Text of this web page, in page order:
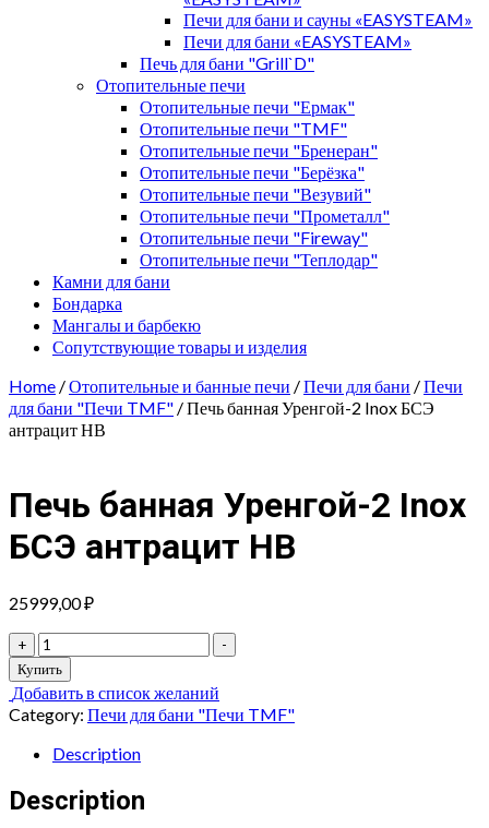
Печи для бани и сауны «EASYSTEAM»
Печи для бани «EASYSTEAM»
Печь для бани "Grill`D"
Отопительные печи
Отопительные печи "Ермак"
Отопительные печи "TMF"
Отопительные печи "Бренеран"
Отопительные печи "Берёзка"
Отопительные печи "Везувий"
Отопительные печи "Прометалл"
Отопительные печи "Fireway"
Отопительные печи "Теплодар"
Камни для бани
Бондарка
Мангалы и барбекю
Сопутствующие товары и изделия
Home /Отопительные и банные печи /Печи для бани /Печи
для бани "Печи TMF" / Печь банная Уренгой-2 Inox БСЭ
антрацит НВ
Печь банная Уренгой-2 Inox
БСЭ антрацит НВ
25999,00₽
+
Печь
банная
Уренгой-2
Inox
БСЭ
антрацит
quantity
-
Купить
Добавить в список желаний
Category: Печи для бани "Печи TMF"
Description
Description